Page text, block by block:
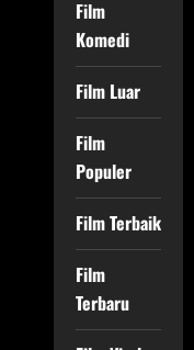
Film
Komedi
Film Luar
Film
Populer
Film Terbaik
Film
Terbaru